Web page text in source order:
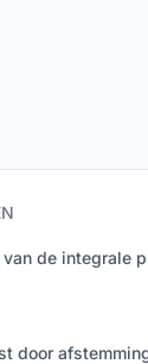
van de integrale
door